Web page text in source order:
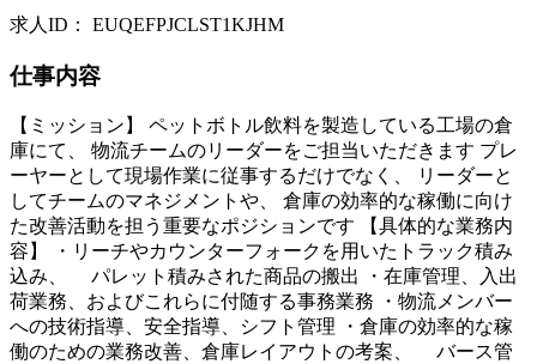
求人ID ： EUQEFPJCLST1KJHM
仕事内容
【ミッション】 ペットボトル飲料を製造している工場の倉
庫にて、 物流チームのリーダーをご担当いただきます プレ
ーヤーとして現場作業に従事するだけでなく、 リーダーと
してチームのマネジメントや、 倉庫の効率的な稼働に向け
た改善活動を担う重要なポジションです 【具体的な業務内
容】 ・リーチやカウンターフォークを用いたトラック積み
込み、 パレット積みされた商品の搬出 ・在庫管理、入出
荷業務、およびこれらに付随する事務業務 ・物流メンバー
への技術指導、安全指導、シフト管理 ・倉庫の効率的な稼
働のための業務改善、倉庫レイアウトの考案、 バース管